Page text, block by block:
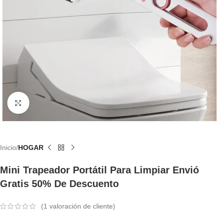
Haga Clic Para Ampliar
Inicio HOGAR
Mini Trapeador Portátil Para Limpiar Envió
Gratis 50% De Descuento
(1 valoración de cliente)